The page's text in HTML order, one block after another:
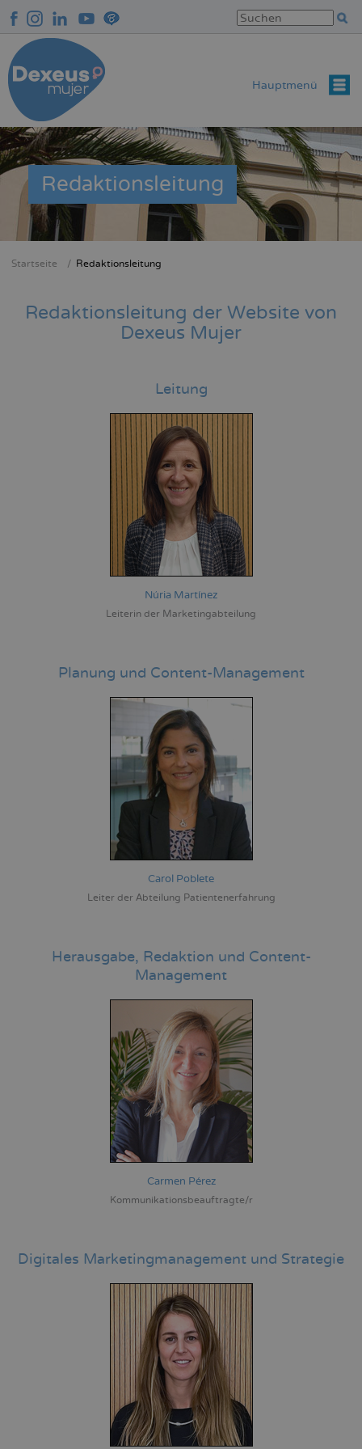
zum
Inhalt
Hauptmenü
Redaktionsleitung
Startseite Redaktionsleitung
Redaktionsleitung der Website von
Dexeus Mujer
Leitung
Núria Martínez
Leiterin der Marketingabteilung
Planung und Content-Management
Carol Poblete
Leiter der Abteilung Patientenerfahrung
Herausgabe, Redaktion und Content-
Management
Carmen Pérez
Kommunikationsbeauftragte/r
Digitales Marketingmanagement und Strategie